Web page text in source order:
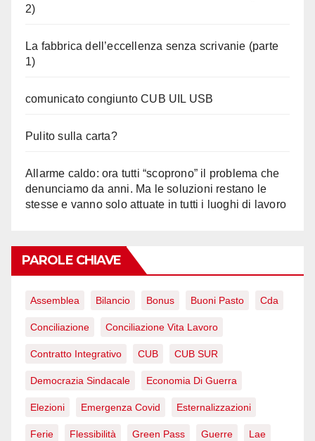
2)
La fabbrica dell’eccellenza senza scrivanie (parte
1)
comunicato congiunto CUB UIL USB
Pulito sulla carta?
Allarme caldo: ora tutti “scoprono” il problema che
denunciamo da anni. Ma le soluzioni restano le
stesse e vanno solo attuate in tutti i luoghi di lavoro
PAROLE CHIAVE
Assemblea Bilancio Bonus Buoni Pasto Cda
Conciliazione Conciliazione Vita Lavoro
Contratto Integrativo CUB CUB SUR
Democrazia Sindacale Economia Di Guerra
Elezioni Emergenza Covid Esternalizzazioni
Ferie Flessibilità Green Pass Guerre Lae